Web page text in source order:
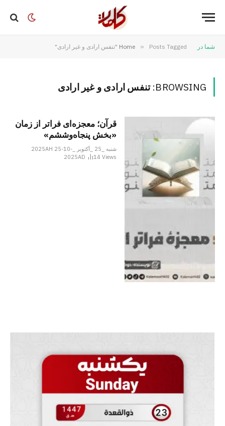
شما در Home » Posts Tagged "تنفس ارادی و غیر ارادی"
BROWSING: تنفس ارادی و غیر ارادی
قرآن؛ معجزه‌ای فراتر از زمان
«بخش پنجاه‌وششم»
شنبه _25 _آکتوبر _2025AH 25-10-
2025AD
14Views